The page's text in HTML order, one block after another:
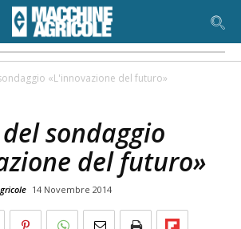
«L'innovazione del futuro»
sondaggio
del futuro»
14 Novembre 2014